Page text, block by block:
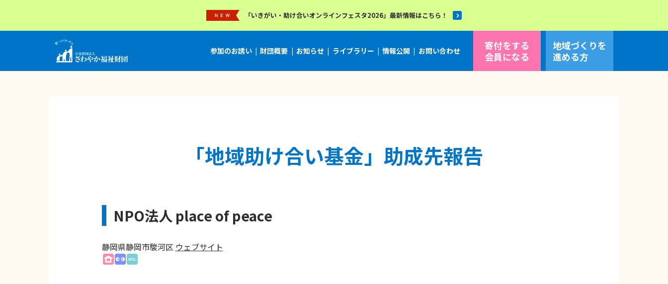
「いきがい・助け合いオンラインフェスタ2026」最新情報はこちら！
参加のお誘い 財団概要 お知らせ ライブラリー 情報公開 お問い合わせ
寄付をする
会員になる
地域づくりを
進める方
「地域助け合い基金」助成先報告
NPO法人 place of peace
静岡県静岡市駿河区 ウェブサイト